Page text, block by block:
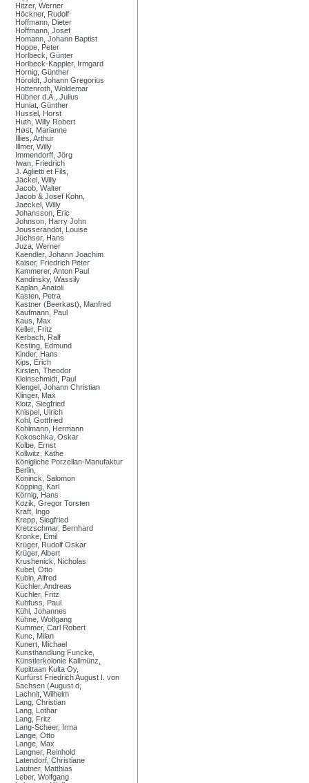
Hitzer, Werner
Höckner, Rudolf
Hoffmann, Dieter
Hoffmann, Josef
Homann, Johann Baptist
Hoppe, Peter
Horlbeck, Günter
Horlbeck-Kappler, Irmgard
Hornig, Günther
Höroldt, Johann Gregorius
Hottenroth, Woldemar
Hübner d.Ä., Julius
Huniat, Günther
Hussel, Horst
Huth, Willy Robert
Høst, Marianne
Illies, Arthur
Illmer, Willy
Immendorff, Jörg
Iwan, Friedrich
J. Aglietti et Fils,
Jäckel, Willy
Jacob, Walter
Jacob & Josef Kohn,
Jaeckel, Willy
Johansson, Eric
Johnson, Harry John
Jousserandot, Louise
Jüchser, Hans
Juza, Werner
Kaendler, Johann Joachim
Kaiser, Friedrich Peter
Kammerer, Anton Paul
Kandinsky, Wassily
Kaplan, Anatoli
Kasten, Petra
Kastner (Beerkast), Manfred
Kaufmann, Paul
Kaus, Max
Keller, Fritz
Kerbach, Ralf
Kesting, Edmund
Kinder, Hans
Kips, Erich
Kirsten, Theodor
Kleinschmidt, Paul
Klengel, Johann Christian
Klinger, Max
Klotz, Siegfried
Knispel, Ulrich
Kohl, Gottfried
Kohlmann, Hermann
Kokoschka, Oskar
Kolbe, Ernst
Kollwitz, Käthe
Königliche Porzellan-Manufaktur
Berlin,
Koninck, Salomon
Köpping, Karl
Körnig, Hans
Kozik, Gregor Torsten
Kraft, Ingo
Krepp, Siegfried
Kretzschmar, Bernhard
Kronke, Emil
Krüger, Rudolf Oskar
Krüger, Albert
Krushenick, Nicholas
Kubel, Otto
Kubin, Alfred
Küchler, Andreas
Küchler, Fritz
Kuhfuss, Paul
Kühl, Johannes
Kühne, Wolfgang
Kummer, Carl Robert
Kunc, Milan
Kunert, Michael
Kunsthandlung Funcke,
Künstlerkolonie Kallmünz,
Kupittaan Kulta Oy,
Kurfürst Friedrich August I. von
Sachsen (August d,
Lachnit, Wilhelm
Lang, Christian
Lang, Lothar
Lang, Fritz
Lang-Scheer, Irma
Lange, Otto
Lange, Max
Langner, Reinhold
Latendorf, Christiane
Lautner, Matthias
Leber, Wolfgang